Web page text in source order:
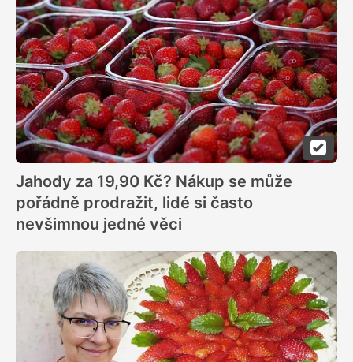
Jahody za 19,90 Kč? Nákup se může
pořádně prodražit, lidé si často
nevšimnou jedné věci